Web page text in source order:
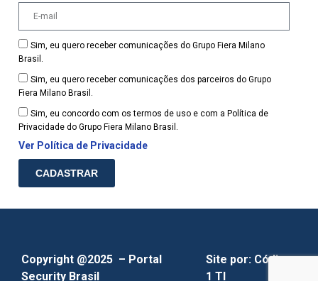
Sim, eu quero receber comunicações do Grupo Fiera Milano
Brasil.
Sim, eu quero receber comunicações dos parceiros do Grupo
Fiera Milano Brasil.
Sim, eu concordo com os termos de uso e com a Política de
Privacidade do Grupo Fiera Milano Brasil.
Ver Política de Privacidade
CADASTRAR
Copyright @2025 – Portal
Security Brasil
Site por: Código
1 TI